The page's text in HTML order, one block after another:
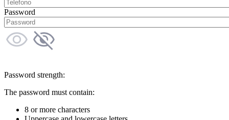
Password
Password strength:
The password must contain:
8 or more characters